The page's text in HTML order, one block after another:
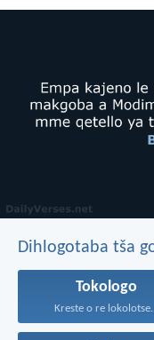
Dihlogotaba tša
Tokologo
Kreste o re